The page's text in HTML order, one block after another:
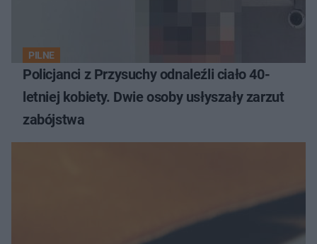
PILNE
Policjanci z Przysuchy odnaleźli ciało 40-
letniej kobiety. Dwie osoby usłyszały zarzut
zabójstwa